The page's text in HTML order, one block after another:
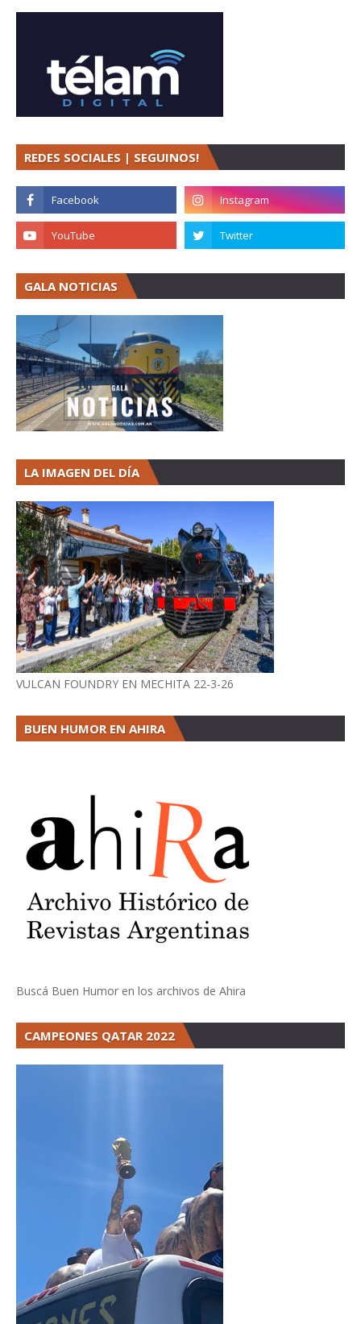
REDES SOCIALES | SEGUINOS!
GALA NOTICIAS
LA IMAGEN DEL DÍA
VULCAN FOUNDRY EN MECHITA 22-3-26
BUEN HUMOR EN AHIRA
Buscá Buen Humor en los archivos de Ahira
CAMPEONES QATAR 2022